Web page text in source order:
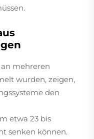
mehreren
wurden, zeigen,
den
etwa 23 bis
senken können.